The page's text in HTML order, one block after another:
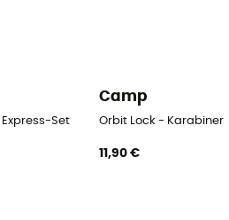
Set
Camp
Orbit Lock - Karabiner
11,90 €